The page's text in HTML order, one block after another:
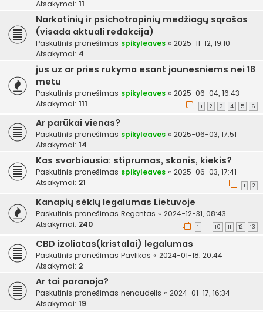
Atsakymai: 11
Narkotinių ir psichotropinių medžiagų sąrašas
(visada aktuali redakcija)
Paskutinis pranešimas spikyleaves « 2025-11-12, 19:10
Atsakymai: 4
jus uz ar pries rukyma esant jaunesniems nei 18
metu
Paskutinis pranešimas spikyleaves « 2025-06-04, 16:43
Atsakymai: 111 1 2 3 4 5 6
Ar parūkai vienas?
Paskutinis pranešimas spikyleaves « 2025-06-03, 17:51
Atsakymai: 14
Kas svarbiausia: stiprumas, skonis, kiekis?
Paskutinis pranešimas spikyleaves « 2025-06-03, 17:41
Atsakymai: 21 1 2
Kanapių sėklų legalumas Lietuvoje
Paskutinis pranešimas Regentas « 2024-12-31, 08:43
Atsakymai: 240 1 … 10 11 12 13
CBD izoliatas(kristalai) legalumas
Paskutinis pranešimas Pavlikas « 2024-01-18, 20:44
Atsakymai: 2
Ar tai paranoja?
Paskutinis pranešimas nenaudelis « 2024-01-17, 16:34
Atsakymai: 19